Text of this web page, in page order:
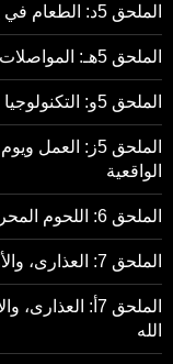
الملحق 5د: الطعام في يوم السبت — إرشادات عملية
الملحق 5هـ: المواصلات في يوم السبت
الملحق 5و: التكنولوجيا والترفيه في يوم السبت
الملحق 5ز:
الواقعية
الملحق 6: اللحوم المحرمة على المسيحيين
الملحق 7: العذارى، والأرامل، والمطلقات: الزيجات التي يقبلها الله
الملحق 7أ:
الله